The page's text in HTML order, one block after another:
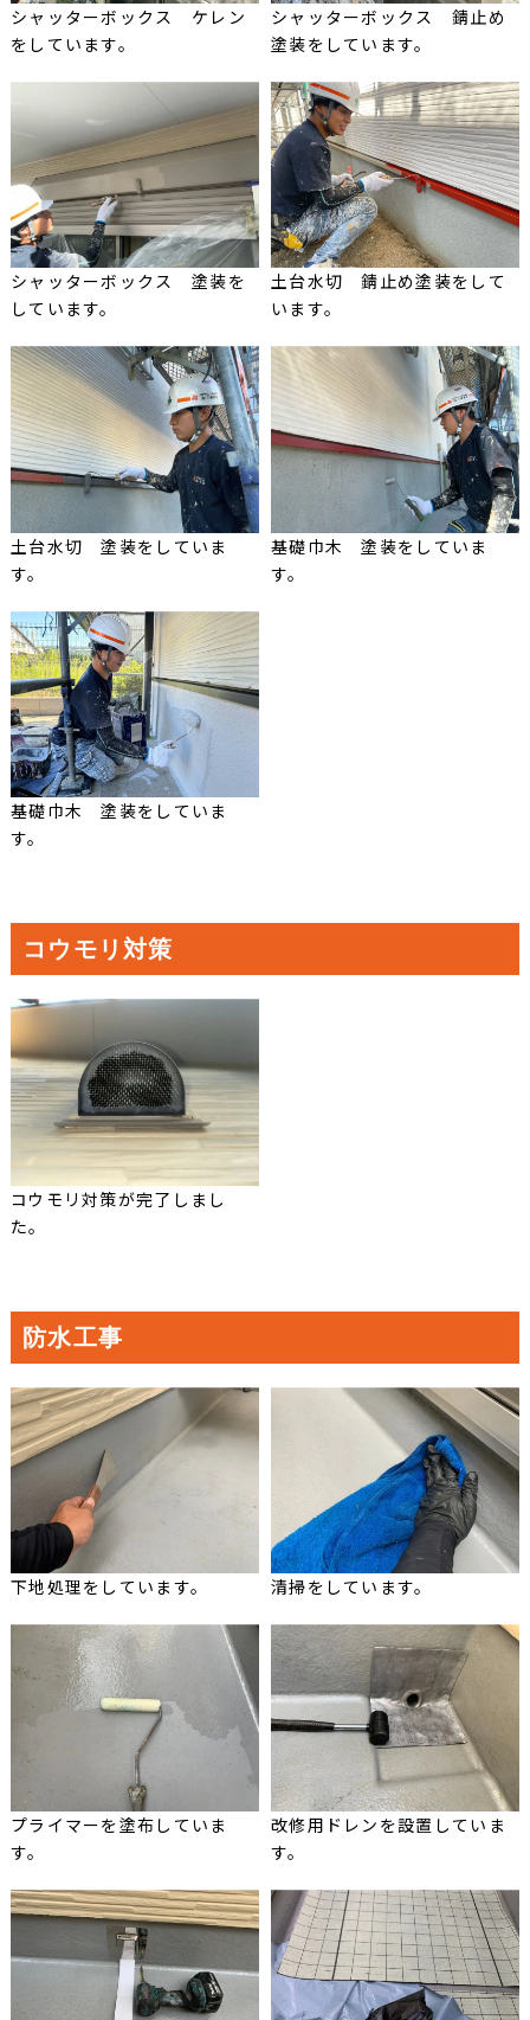
シャッターボックス ケレン
をしています。
シャッターボックス 錆止め
塗装をしています。
シャッターボックス 塗装を
しています。
土台水切 錆止め塗装をして
います。
土台水切 塗装をしていま
す。
基礎巾木 塗装をしていま
す。
基礎巾木 塗装をしていま
す。
コウモリ対策
コウモリ対策が完了しまし
た。
防水工事
下地処理をしています。 清掃をしています。
プライマーを塗布していま
す。
改修用ドレンを設置していま
す。